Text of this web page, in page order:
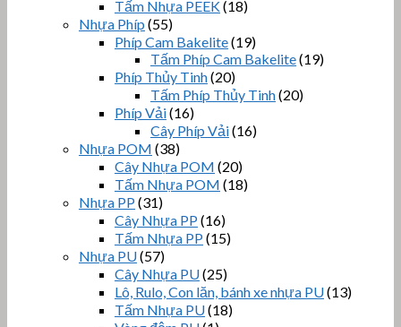
Tấm Nhựa PEEK(18)
Nhựa Phíp (55)
Phíp Cam Bakelite(19)
Tấm Phíp Cam Bakelite(19)
Phíp Thủy Tinh(20)
Tấm Phíp Thủy Tinh(20)
Phíp Vải(16)
Cây Phíp Vải(16)
Nhựa POM (38)
Cây Nhựa POM (20)
Tấm Nhựa POM (18)
Nhựa PP (31)
Cây Nhựa PP (16)
Tấm Nhựa PP (15)
Nhựa PU(57)
Cây Nhựa PU(25)
Lô, Rulo, Con lăn, bánh xe nhựa PU(13)
Tấm Nhựa PU(18)